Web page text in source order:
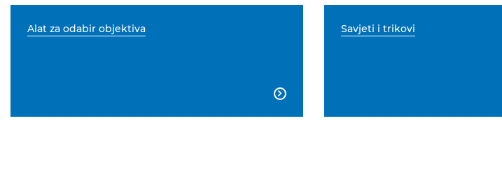
Alat za odabir objektiva

Savjeti i trikovi